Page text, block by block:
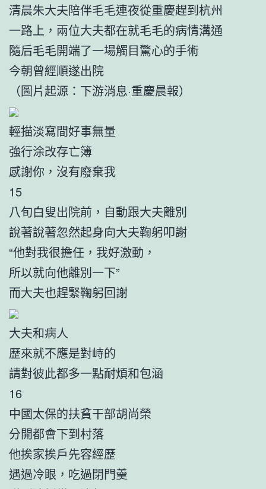
清晨朱大夫陪伴毛毛連夜從重慶趕到杭州
一路上，兩位大夫都在就毛毛的病情溝通
隨后毛毛開端了一場觸目驚心的手術
今朝曾經順遂出院
（圖片起源：下游消息·重慶晨報）
輕描淡寫間好事無量
強行涂改存亡簿
感謝你，沒有廢棄我
15
八旬白叟出院前，自動跟大夫離別
說著說著忽然起身向大夫鞠躬叩謝
“他對我很擔任，我好激動，
所以就向他離別一下”
而大夫也趕緊鞠躬回謝
大夫和病人
歷來就不應是對峙的
請對彼此都多一點耐煩和包涵
16
中國太保的扶貧干部胡尚榮
分開都會下到村落
他挨家挨戶先容經歷
遇過冷眼，吃過閉門羹